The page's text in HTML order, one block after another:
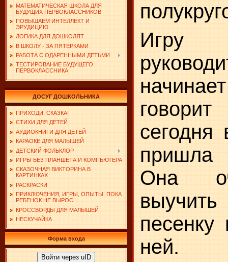
МАТЕМАТИЧЕСКАЯ ШКОЛА ДЛЯ
БУДУЩИХ ПЕРВОКЛАССНИКОВ
ПОВЫШАЕМ ИНТЕЛЛЕКТ И
ЭРУДИЦИЮ
ЛОГИКА ДЛЯ ДОШКОЛЯТ
В ШКОЛУ - ЗА ПЯТЕРКАМИ
РАБОТА С ОДАРЕННЫМИ ДЕТЬМИ
ТЕСТИРОВАНИЕ БУДУЩЕГО
ПЕРВОКЛАССНИКА
ДОСУГ ДОШКОЛЬНИКА
ПРИХОДИ, СКАЗКА!
СТИХИ ДЛЯ ДЕТЕЙ
АУДИОКНИГИ ДЛЯ ДЕТЕЙ
КАРАОКЕ ДЛЯ МАЛЫШЕЙ
ДЕТСКИЙ ФОЛЬКЛОР
ИГРЫ БЕЗ ПЛАНШЕТА И КОМПЬЮТЕРА
СКАЗОЧНАЯ ВИКТОРИНА В
КАРТИНКАХ
РАСКРАСКИ
ПРИКЛЮЧЕНИЯ, ИГРЫ, ОПЫТЫ. ПОКА
РЕБЕНОК НЕ ВЫРОС
КРОССВОРДЫ ДЛЯ МАЛЫШЕЙ
НЕСКУЧАЙКА
Форма входа
Войти через uID
Игру
сегодня
пришла
Она
ней.